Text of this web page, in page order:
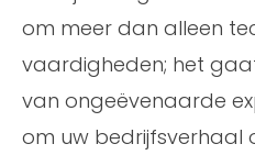
om meer dan alleen
vaardigheden; het
van ongeëvenaarde
om uw bedrijfsverhaal